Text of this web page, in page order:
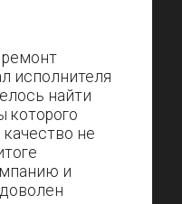
ремонт
исполнителя
найти
которого
качество не
и